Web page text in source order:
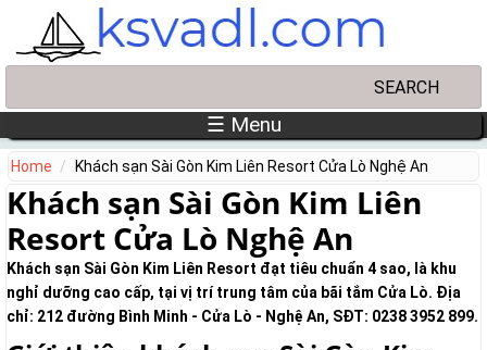
Skip to main content
☰ Menu
Home Khách sạn Sài Gòn Kim Liên Resort Cửa Lò Nghệ An
Khách sạn Sài Gòn Kim Liên
Resort Cửa Lò Nghệ An
Khách sạn Sài Gòn Kim Liên Resort đạt tiêu chuẩn 4 sao, là khu
nghỉ dưỡng cao cấp, tại vị trí trung tâm của bãi tắm Cửa Lò. Địa
chỉ: 212 đường Bình Minh - Cửa Lò - Nghệ An, SĐT: 0238 3952 899.